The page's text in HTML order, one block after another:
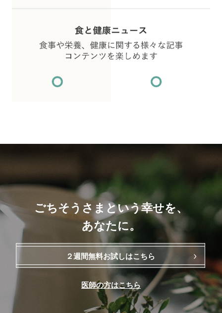
ごちそうさまという幸せを、
あなたに。
２週間無料お試しはこちら
医師の方はこちら